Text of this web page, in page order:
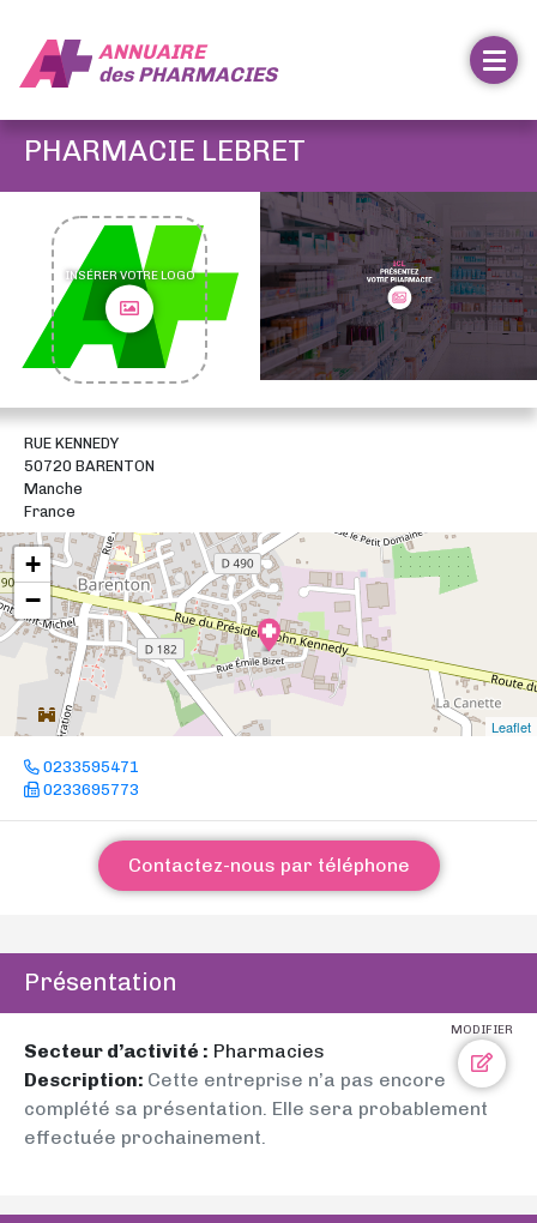
ANNUAIRE
desPHARMACIES
PHARMACIE LEBRET
INSÉRER VOTRE LOGO
RUE KENNEDY
50720 BARENTON
Manche
France
+
−
Leaflet
0233595471
0233695773
Contactez-nous par téléphone
Présentation
MODIFIER
Secteur d’activité : Pharmacies
Description: Cette entreprise n’a pas encore
complété sa présentation. Elle sera probablement
effectuée prochainement.